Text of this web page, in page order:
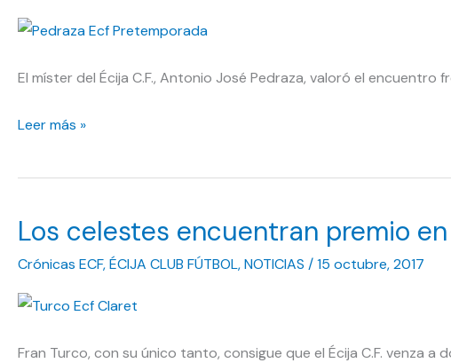
El míster del Écija C.F., Antonio José Pedraza, valoró el encuentro
«Para
ganado
más
Leer más »
Los celestes encuentran premio
Crónicas ECF,ÉCIJA CLUB FÚTBOL,NOTICIAS /15 octubre, 2017
Fran Turco, con su único tanto, consigue que el Écija C.F. venza